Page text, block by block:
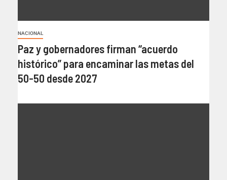
NACIONAL
Paz y gobernadores firman “acuerdo
histórico” para encaminar las metas del
50-50 desde 2027